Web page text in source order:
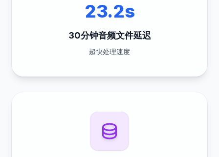
23.2s
30分钟音频文件延迟
超快处理速度